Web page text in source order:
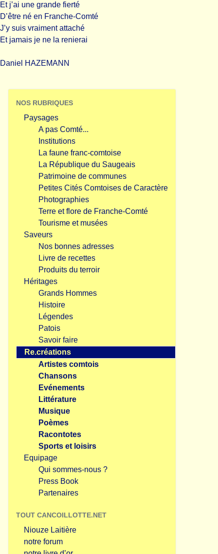
Et j’ai une grande fierté
D’être né en Franche-Comté
J’y suis vraiment attaché
Et jamais je ne la renierai
Daniel HAZEMANN
NOS RUBRIQUES
Paysages
A pas Comté...
Institutions
La faune franc-comtoise
La République du Saugeais
Patrimoine de communes
Petites Cités Comtoises de Caractère
Photographies
Terre et flore de Franche-Comté
Tourisme et musées
Saveurs
Nos bonnes adresses
Livre de recettes
Produits du terroir
Héritages
Grands Hommes
Histoire
Légendes
Patois
Savoir faire
Re.créations
Artistes comtois
Chansons
Evénements
Littérature
Musique
Poèmes
Racontotes
Sports et loisirs
Equipage
Qui sommes-nous ?
Press Book
Partenaires
TOUT CANCOILLOTTE.NET
Niouze Laitière
notre forum